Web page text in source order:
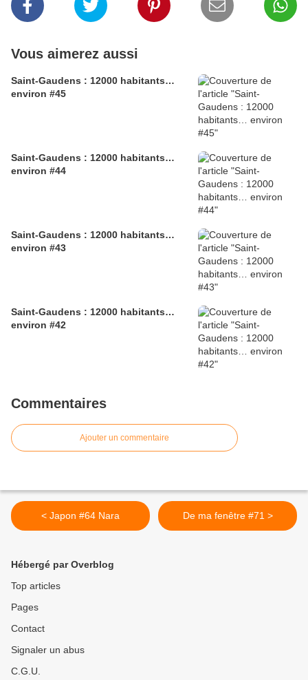
Vous aimerez aussi
Saint-Gaudens : 12000 habitants…
environ #45
Saint-Gaudens : 12000 habitants…
environ #44
Saint-Gaudens : 12000 habitants…
environ #43
Saint-Gaudens : 12000 habitants…
environ #42
Commentaires
Ajouter un commentaire
< Japon #64 Nara De ma fenêtre #71 >
Hébergé par Overblog
Top articles
Pages
Contact
Signaler un abus
C.G.U.